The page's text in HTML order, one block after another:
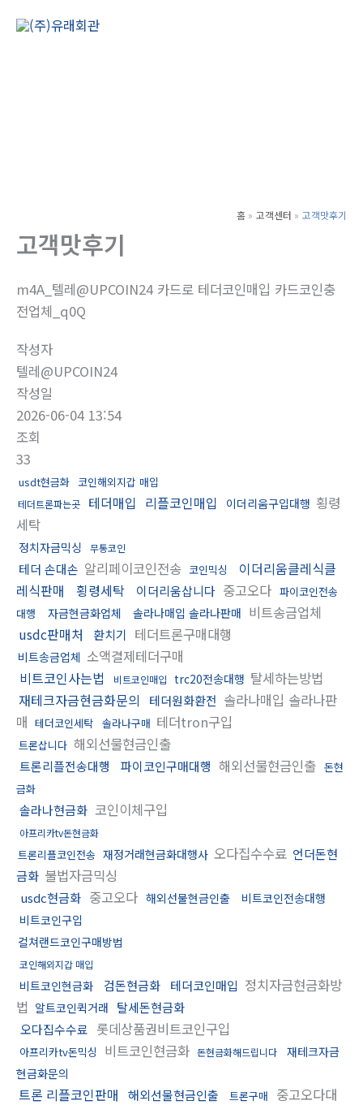
홈 고객센터 고객맛후기
고객맛후기
m4A_텔레@UPCOIN24 카드로 테더코인매입 카드코인충
전업체_q0Q
작성자
텔레@UPCOIN24
작성일
2026-06-04 13:54
조회
33
usdt현금화 코인해외지갑 매입
테더트론파는곳 테더매입 리플코인매입 이더리움구입대행 횡령
세탁
정치자금믹싱 무통코인
테더 손대손 알리페이코인전송 코인믹싱
이더리움클레식클
레식판매
횡령세탁 이더리움삽니다 중고오다 파이코인전송
대행
자금현금화업체 솔라나매입 솔라나판매 비트송금업체
usdc판매처
환치기 테더트론구매대행
비트송금업체 소액결제테더구매
비트코인사는법
비트코인매입 trc20전송대행 탈세하는방법
재테크자금현금화문의
테더원화환전 솔라나매입 솔라나판
매 테더코인세탁 솔라나구매 테더tron구입
트론삽니다 해외선물현금인출
트론리플전송대행 파이코인구매대행 해외선물현금인출 돈현
금화
솔라나현금화 코인이체구입
아프리카tv돈현금화
트론리플코인전송 재정거래현금화대행사 오다집수수료 언더돈현
금화 불법자금믹싱
usdc현금화 중고오다 해외선물현금인출
비트코인전송대행
비트코인구입
컬쳐랜드코인구매방법
코인해외지갑 매입
비트코인현금화 검돈현금화 테더코인매입 정치자금현금화방
법 알트코인퀵거래 탈세돈현금화
오다집수수료 롯데상품권비트코인구입
아프리카tv돈믹싱 비트코인현금화 돈현금화해드립니다
재테크자금
현금화문의
트론 리플코인판매 해외선물현금인출 트론구매
중고오다대